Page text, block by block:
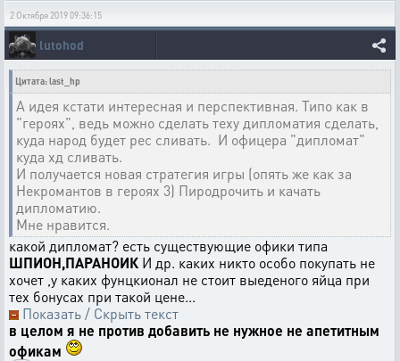
2 Октября 2019 09:36:15
lutohod
Цитата: last_hp
А идея кстати интересная и перспективная. Типо как в
"героях", ведь можно сделать теху дипломатия сделать,
куда народ будет рес сливать. И офицера "дипломат"
куда хд сливать.
И получается новая стратегия игры (опять же как за
Некромантов в героях 3) Пиродрочить и качать
дипломатию.
Мне нравится.
какой дипломат? есть существующие офики типа
ШПИОН,ПАРАНОИК И др. каких никто особо покупать не
хочет ,у каких фунцкионал не стоит выеденого яйца при
тех бонусах при такой цене...
Показать / Скрыть текст
в целом я не против добавить не нужное не апетитным
офикам